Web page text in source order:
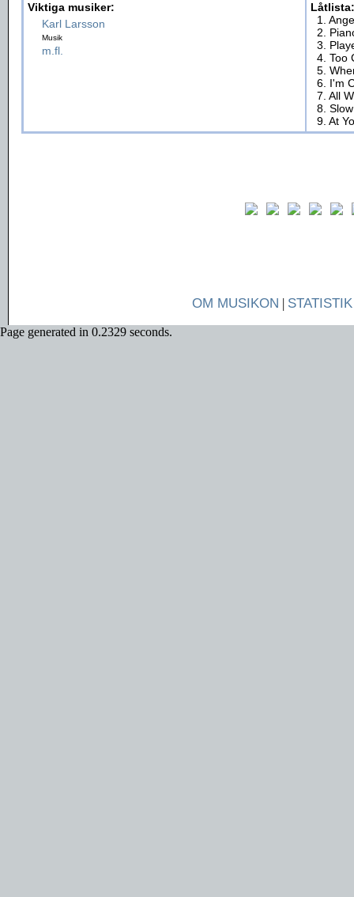
Viktiga musiker:
Karl Larsson
Musik
m.fl.
Låtlista:
1.
2.
3.
4. Too
5.
6. I'm
7. All
8.
9. At
OM MUSIKON | STATISTIK
Page generated in 0.2329 seconds.